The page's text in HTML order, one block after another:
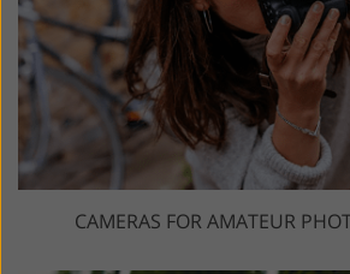
CAMERAS FOR AMATEUR